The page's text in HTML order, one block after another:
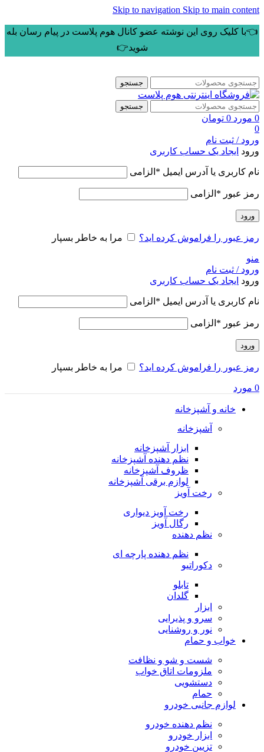
Skip to navigation Skip to main content
👈با کلیک روی این نوشته عضو کانال هوم پلاست در پیام رسان بله
شوید👉
جستجو
جستجو
0 مورد 0 تومان
0
ورود / ثبت نام
ورود ایجاد یک حساب کاربری
نام کاربری یا آدرس ایمیل * الزامی
رمز عبور * الزامی
ورود
رمز عبور را فراموش کرده اید؟ مرا به خاطر بسپار
منو
ورود / ثبت نام
ورود ایجاد یک حساب کاربری
نام کاربری یا آدرس ایمیل * الزامی
رمز عبور * الزامی
ورود
رمز عبور را فراموش کرده اید؟ مرا به خاطر بسپار
0 مورد
خانه و آشپزخانه
آشپزخانه
ابزار آشپزخانه
نظم دهنده آشپزخانه
ظروف آشپزخانه
لوازم برقی آشپزخانه
رخت آویز
رخت آویز دیواری
رگال آویز
نظم دهنده
نظم دهنده پارچه ای
دکوراتیو
تابلو
گلدان
ابزار
سرو و پذیرایی
نور و روشنایی
خواب و حمام
شست و شو و نظافت
ملزومات اتاق خواب
دستشویی
حمام
لوازم جانبی خودرو
نظم دهنده خودرو
ابزار خودرو
تزیین خودرو